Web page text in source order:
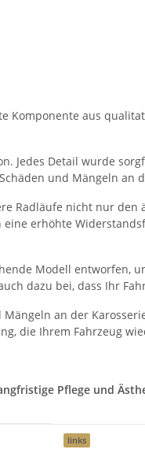
Komponente aus
Jedes Detail wurde
und Mängeln an
Radläufe nicht nur
erhöhte
Modell entworfen,
dazu bei, dass Ihr
an der
die Ihrem Fahrzeug
Pflege und
links